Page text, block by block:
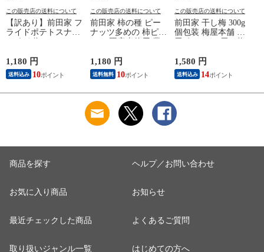
この販売店の送料について
【訳あり】前田家 フ
ライドポテトスナッ
リュフ ブラックペッ
パー ポテトスナック
ポテト スナック お
1,180 円
送料込み 10
この販売店の送料について
前田家 柿の種 ピー
ナッツ多めの 柿ピー
バタピー バターピー
ナッツ おつまみ お
やつ 珍味 スナック
おかき おせんべい
ポイント消化 送料無
料 MAEDAYA
1,180 円
送料無料 10
この販売店の送料について
前田家 干し梅 300g
個包装 梅屋本舗 梅
つまみ お菓子 現場
作業 夏バテ防止 熱
中症 塩分 補給 大容
1,580 円
送料込み 14
商品を探す
お気に入り商品
最近チェックした商品
取り扱いジャンル一覧
ヘルプ／お問い合わせ
お知らせ
よくあるご質問
はじめての方へ